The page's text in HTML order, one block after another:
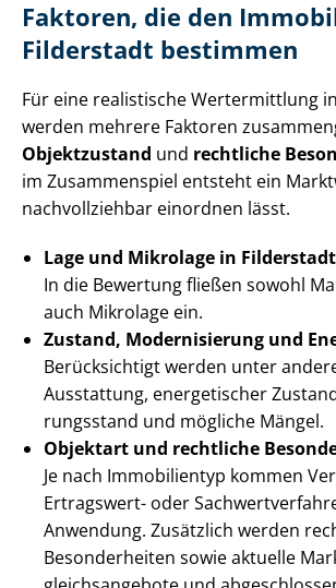
Faktoren, die den
Filderstadt bestimmen
Für eine realistische Wertermittlung
werden mehrere Faktoren
Objektzustand und rechtliche
im Zusammenspiel entsteht ein
nachvollziehbar einordnen lässt.
Lage und Mikrolage in Filderstadt
In die Bewertung fließen sowohl
auch Mikrolage ein.
Zustand, Modernisierung und
Berücksichtigt werden unter
Ausstattung, energetischer
rungs­stand und mögliche Mängel.
Objektart und rechtliche
Je nach Immobilientyp kommen
Ertragswert- oder
Anwendung. Zusätzlich werden
Besonderheiten sowie aktuelle